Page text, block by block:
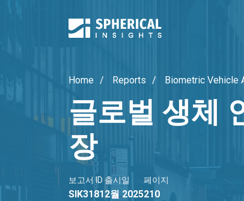
Home Reports Biometric Vehicle
글로벌 생체
장
보고서 ID
SIK3181
출시일
2월 2025
페이지
210